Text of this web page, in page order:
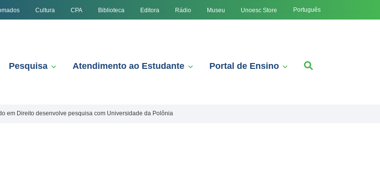
Cultura CPA Biblioteca Editora Rádio Museu Unoesc Store Português
Pesquisa Atendimento ao Estudante Portal de Ensino
em Direito desenvolve pesquisa com Universidade da Polônia